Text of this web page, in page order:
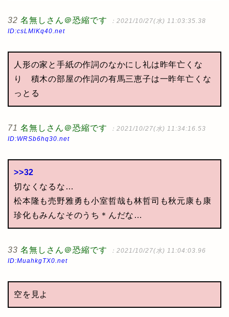
32 名無しさん＠恐縮です
：2021/10/27(水) 11:03:35.38
ID:csLMlKq40.net
人形の家と手紙の作詞のなかにし礼は昨年亡くな
り 積木の部屋の作詞の有馬三恵子は一昨年亡くな
っとる
71 名無しさん＠恐縮です
：2021/10/27(水) 11:34:16.53
ID:WRSb6hq30.net
>>32
切なくなるな…
松本隆も売野雅勇も小室哲哉も林哲司も秋元康も康
珍化もみんなそのうち＊んだな…
33 名無しさん＠恐縮です
：2021/10/27(水) 11:04:03.96
ID:MuahkgTX0.net
空を見よ